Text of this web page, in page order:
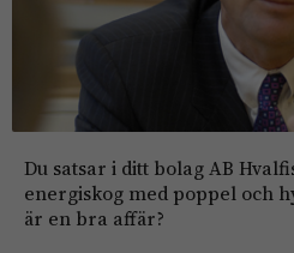
Du satsar i ditt bolag AB
energiskog med poppel och
är en bra affär?